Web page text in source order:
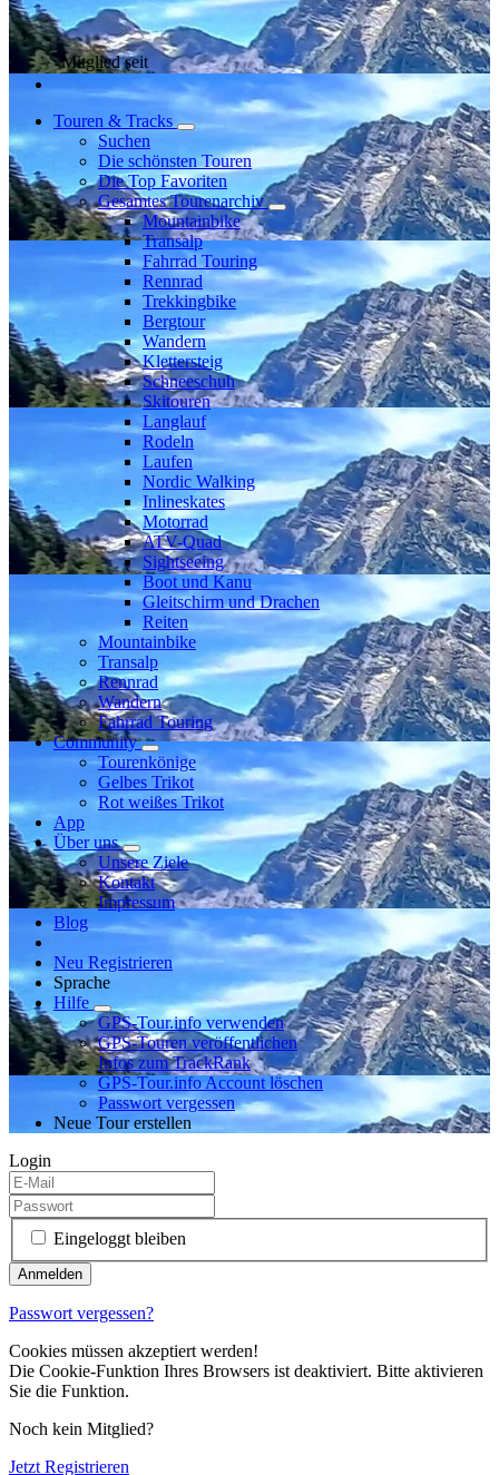
Mitglied seit
Touren & Tracks
Suchen
Die schönsten Touren
Die Top Favoriten
Gesamtes Tourenarchiv
Mountainbike
Transalp
Fahrrad Touring
Rennrad
Trekkingbike
Bergtour
Wandern
Klettersteig
Schneeschuh
Skitouren
Langlauf
Rodeln
Laufen
Nordic Walking
Inlineskates
Motorrad
ATV-Quad
Sightseeing
Boot und Kanu
Gleitschirm und Drachen
Reiten
Mountainbike
Transalp
Rennrad
Wandern
Fahrrad Touring
Community
Tourenkönige
Gelbes Trikot
Rot weißes Trikot
App
Über uns
Unsere Ziele
Kontakt
Impressum
Blog
Neu Registrieren
Sprache
Hilfe
GPS-Tour.info verwenden
GPS-Touren veröffentlichen
Infos zum TrackRank
GPS-Tour.info Account löschen
Passwort vergessen
Neue Tour erstellen
Login
Eingeloggt bleiben
Passwort vergessen?
Cookies müssen akzeptiert werden!
Die Cookie-Funktion Ihres Browsers ist deaktiviert. Bitte aktivieren
Sie die Funktion.
Noch kein Mitglied?
Jetzt Registrieren